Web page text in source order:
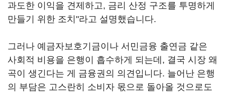
과도한 이익을 견제하고, 금리 산정 구조를 투명하게
만들기 위한 조치"라고 설명했습니다.
그러나 예금자보호기금이나 서민금융 출연금 같은
사회적 비용을 은행이 흡수하게 되는데, 결국 시장 왜
곡이 생긴다는 게 금융권의 의견입니다. 늘어난 은행
의 부담은 고스란히 소비자 몫으로 돌아올 것으로도